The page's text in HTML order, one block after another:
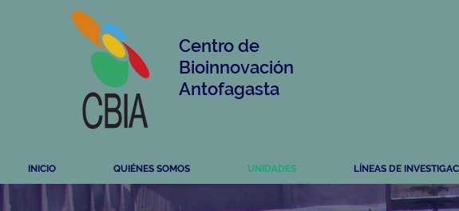
Centro de
Bioinnovación
Antofagasta
INICIO QUIÉNES SOMOS UNIDADES LÍNEAS DE